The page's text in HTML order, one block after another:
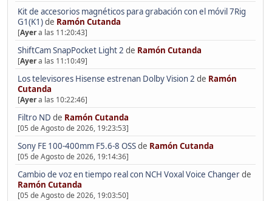
Kit de accesorios magnéticos para grabación con el móvil 7Rig
G1(K1)de Ramón Cutanda
[Ayera las 11:20:43]
ShiftCam SnapPocket Light 2 de Ramón Cutanda
[Ayera las 11:10:49]
Los televisores Hisense estrenan Dolby Vision 2 de Ramón
Cutanda
[Ayera las 10:22:46]
Filtro ND de Ramón Cutanda
[05 de Agosto de 2026, 19:23:53]
Sony FE 100-400mm F5.6-8 OSSde Ramón Cutanda
[05 de Agosto de 2026, 19:14:36]
Cambio de voz en tiempo real con NCH Voxal Voice Changerde
Ramón Cutanda
[05 de Agosto de 2026, 19:03:50]